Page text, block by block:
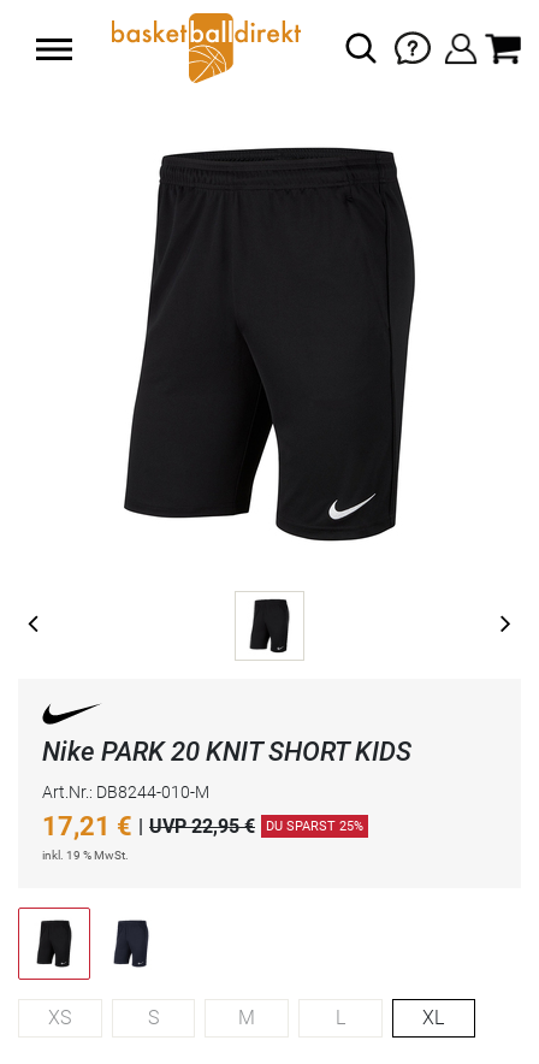
Nike PARK 20 KNIT SHORT KIDS
Art.Nr.: DB8244-010-M
17,21 € | UVP 22,95 € DU SPARST 25%
inkl. 19 % MwSt.
XS S M L XL